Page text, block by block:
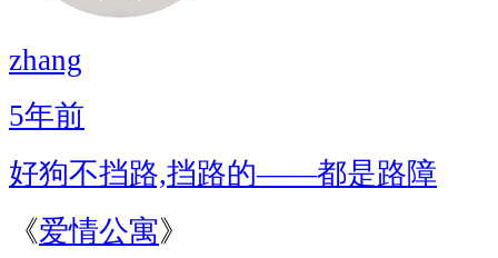
zhang
5年前
好狗不挡路,挡路的——都是路障
《爱情公寓》